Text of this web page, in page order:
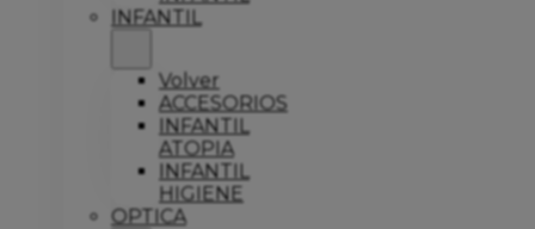
INFANTIL
Volver
ACCESORIOS
INFANTIL
ATOPIA
INFANTIL
HIGIENE
OPTICA